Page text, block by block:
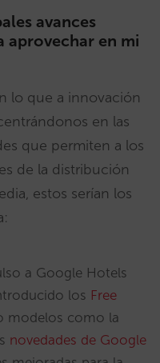
avances
aprovechar en mi
lo que a innovación
en las
que permiten a los
de la distribución
estos serían los
a Google Hotels
los Free
modelos como la
novedades de Google